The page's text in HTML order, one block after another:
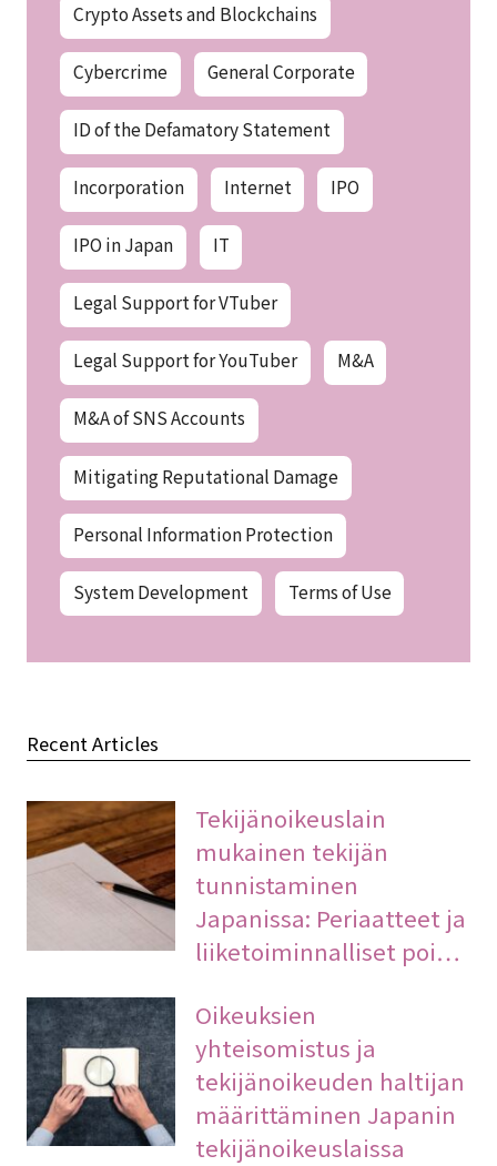
Crypto Assets and Blockchains
Cybercrime General Corporate
ID of the Defamatory Statement
Incorporation Internet IPO
IPO in Japan IT
Legal Support for VTuber
Legal Support for YouTuber M&A
M&A of SNS Accounts
Mitigating Reputational Damage
Personal Information Protection
System Development Terms of Use
Recent Articles
Tekijänoikeuslain
mukainen tekijän
tunnistaminen
Japanissa: Periaatteet ja
liiketoiminnalliset poi…
Oikeuksien
yhteisomistus ja
tekijänoikeuden haltijan
määrittäminen Japanin
tekijänoikeuslaissa